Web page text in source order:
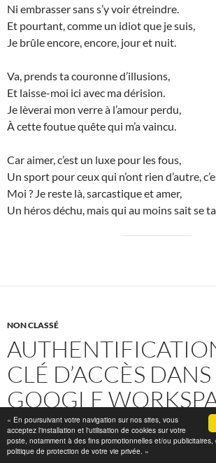
« En poursuivant votre navigation sur nos sites, vous
acceptez l'installation et l'utilisation de cookies sur votre
poste, notamment à des fins promotionnelles et/ou
politique de protection de votre vie privée. »
Ni embrasser sans s’y voir étreindre.
Et pourtant, comme un idiot que je suis,
Je brûle encore, encore, jour et nuit.
Va, prends ta couronne d’illusions,
Et laisse-moi ici avec ma dérision.
Je lèverai mon verre à l’amour perdu,
À cette foutue quête qui m’a vaincu.
Car aimer, c’est un luxe pour les fous,
Un sport pour ceux qui n’ont rien d’autre,
Moi ? Je reste là, sarcastique et amer,
Un héros déchu, mais qui au moins sait se
NON CLASSÉ
CLÉ D’ACCÈS DANS
GOOGLE
21 JANVIER 2025